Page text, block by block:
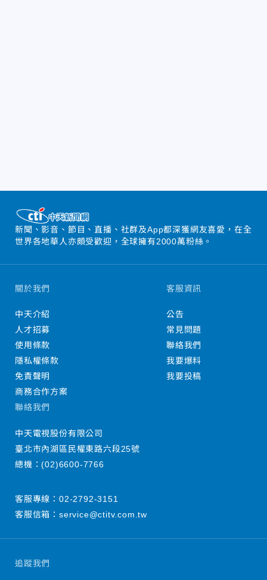
新聞、影音、節目、直播、社群及App都深獲網友喜愛，在全
世界各地華人亦頗受歡迎，全球擁有2000萬粉絲。
追蹤我們
關於我們
中天介紹
人才招募
使用條款
隱私權條款
免責聲明
商務合作方案
客服資訊
公告
常見問題
聯絡我們
我要爆料
我要投稿
聯絡我們
中天電視股份有限公司
臺北市內湖區民權東路六段25號
總機：(02)6600-7766
客服專線： 02-2792-3151
客服信箱： service@ctitv.com.tw